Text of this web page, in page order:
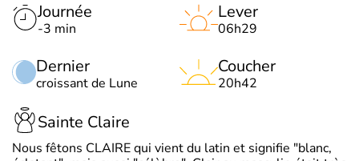
Journée
-3 min
Dernier
croissant de Lune
Lever
06h29
Coucher
20h42
Sainte Claire
Nous fêtons CLAIRE qui vient du latin et signifie "blanc,